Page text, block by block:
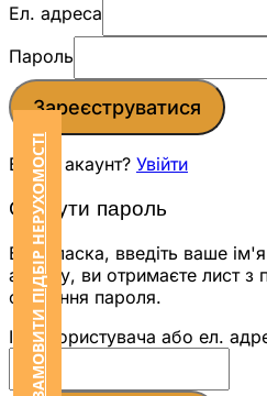
ЗАМОВИТИ ПІДБІР НЕРУХОМОСТІ
Ел. адреса
Пароль
Зареєструватися
Вже є акаунт? Увійти
Скинути пароль
Будь ласка, введіть ваше
адресу, ви отримаєте лист з
скидання пароля.
Ім'я користувача або ел.